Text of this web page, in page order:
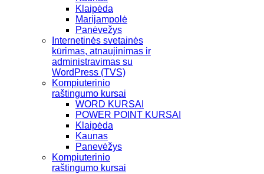
Klaipėda
Marijampolė
Panėvežys
Internetinės svetainės
kūrimas, atnaujinimas ir
administravimas su
WordPress (TVS)
Kompiuterinio
raštingumo kursai
WORD KURSAI
POWER POINT KURSAI
Klaipėda
Kaunas
Panevėžys
Kompiuterinio
raštingumo kursai